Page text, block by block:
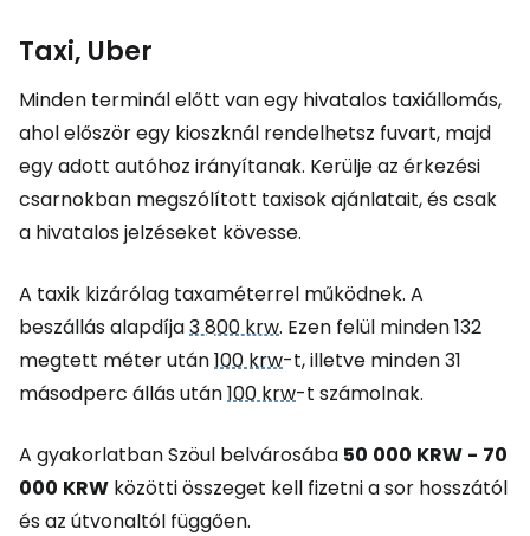
Taxi, Uber
Minden terminál előtt van egy hivatalos taxiállomás,
ahol először egy kioszknál rendelhetsz fuvart, majd
egy adott autóhoz irányítanak. Kerülje az érkezési
csarnokban megszólított taxisok ajánlatait, és csak
a hivatalos jelzéseket kövesse.
A taxik kizárólag taxaméterrel működnek. A
beszállás alapdíja3 800 krw. Ezen felül minden 132
megtett méter után100 krw-t, illetve minden 31
másodperc állás után100 krw-t számolnak.
A gyakorlatban Szöul belvárosába 50 000 KRW - 70
000 KRW közötti összeget kell fizetni a sor hosszától
és az útvonaltól függően.